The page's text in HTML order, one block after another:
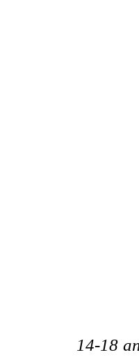
Los
14-18